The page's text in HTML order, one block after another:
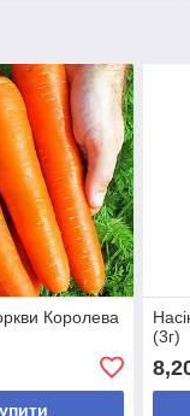
Королева
(3г)